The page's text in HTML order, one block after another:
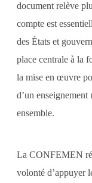
document relève
compte est
des États et
place centrale à la
la mise en œuvre
d’un
ensemble.
La CONFEMEN
volonté d’appuyer